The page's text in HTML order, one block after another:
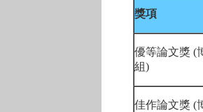
獎項
優等論文獎 (
組)
佳作論文獎 (